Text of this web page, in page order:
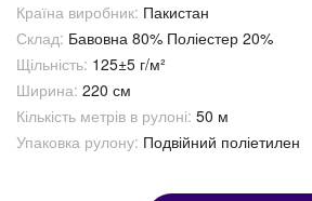
Країна виробник: Пакистан
Склад: Бавовна 80% Поліестер 20%
Щільність: 125±5 г/м²
Ширина: 220 см
Кількість метрів в рулоні: 50 м
Упаковка рулону: Подвійний поліетилен